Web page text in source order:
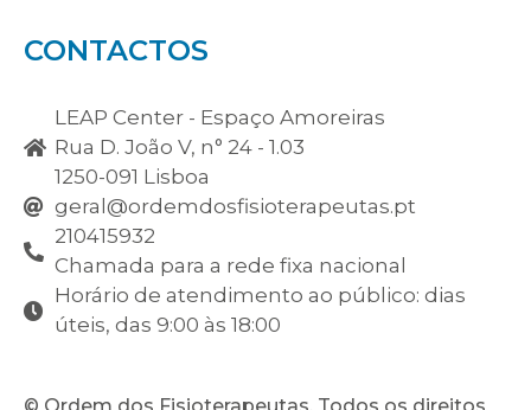
CONTACTOS
LEAP Center - Espaço Amoreiras
Rua D. João V, n° 24 - 1.03
1250-091 Lisboa
geral@ordemdosfisioterapeutas.pt
210415932
Chamada para a rede fixa nacional
Horário de atendimento ao público: dias
úteis, das 9:00 às 18:00